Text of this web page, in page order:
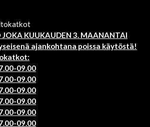
KUUKAUDEN 3. MAANANTAI
ajankohtana poissa käytöstä!
09.00
09.00
09.00
09.00
09.00
09.00